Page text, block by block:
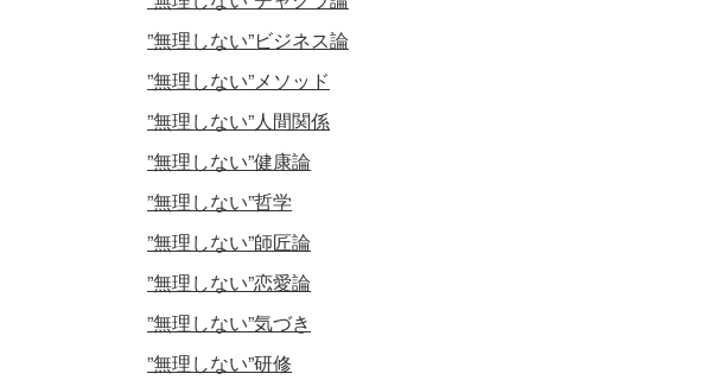
”無理しない”ビジネス論
”無理しない”メソッド
”無理しない”人間関係
”無理しない”健康論
”無理しない”哲学
”無理しない”師匠論
”無理しない”恋愛論
”無理しない”気づき
”無理しない”研修